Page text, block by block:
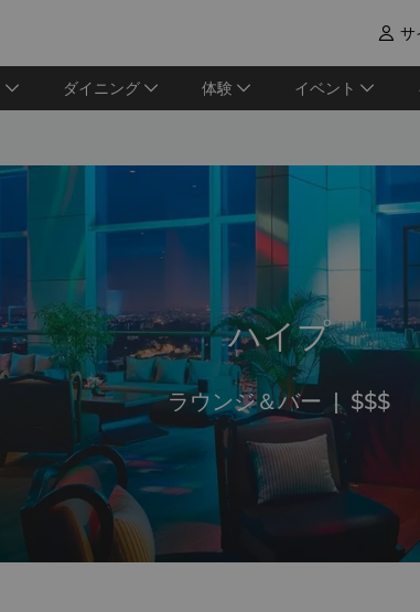
 サ
ダイニング 体験 イベント
ハイプ
ラウンジ＆バー | $$$